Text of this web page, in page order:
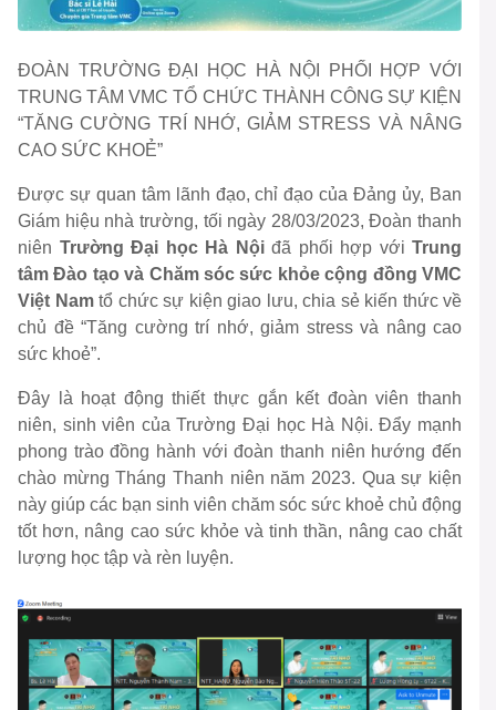
ĐOÀN TRƯỜNG ĐẠI HỌC HÀ NỘI PHỐI HỢP VỚI
TRUNG TÂM VMC TỔ CHỨC THÀNH CÔNG SỰ KIỆN
“TĂNG CƯỜNG TRÍ NHỚ, GIẢM STRESS VÀ NÂNG
CAO SỨC KHOẺ”
Được sự quan tâm lãnh đạo, chỉ đạo của Đảng ủy, Ban
Giám hiệu nhà trường, tối ngày 28/03/2023, Đoàn thanh
niên Trường Đại học Hà Nộiđã phối hợp với Trung
tâm Đào tạo và Chăm sóc sức khỏe cộng đồng VMC
Việt Nam tổ chức sự kiện giao lưu, chia sẻ kiến thức về
chủ đề “Tăng cường trí nhớ, giảm stress và nâng cao
sức khoẻ”.
Đây là hoạt động thiết thực gắn kết đoàn viên thanh
niên, sinh viên của Trường Đại học Hà Nội. Đẩy mạnh
phong trào đồng hành với đoàn thanh niên hướng đến
chào mừng Tháng Thanh niên năm 2023. Qua sự kiện
này giúp các bạn sinh viên chăm sóc sức khoẻ chủ động
tốt hơn, nâng cao sức khỏe và tinh thần, nâng cao chất
lượng học tập và rèn luyện.